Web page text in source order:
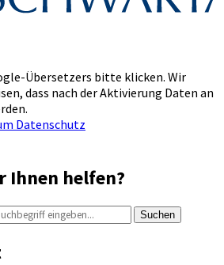
Übersetzers bitte klicken. Wir
dass nach der Aktivierung Daten an
Datenschutz
Ihnen helfen?
Suchen